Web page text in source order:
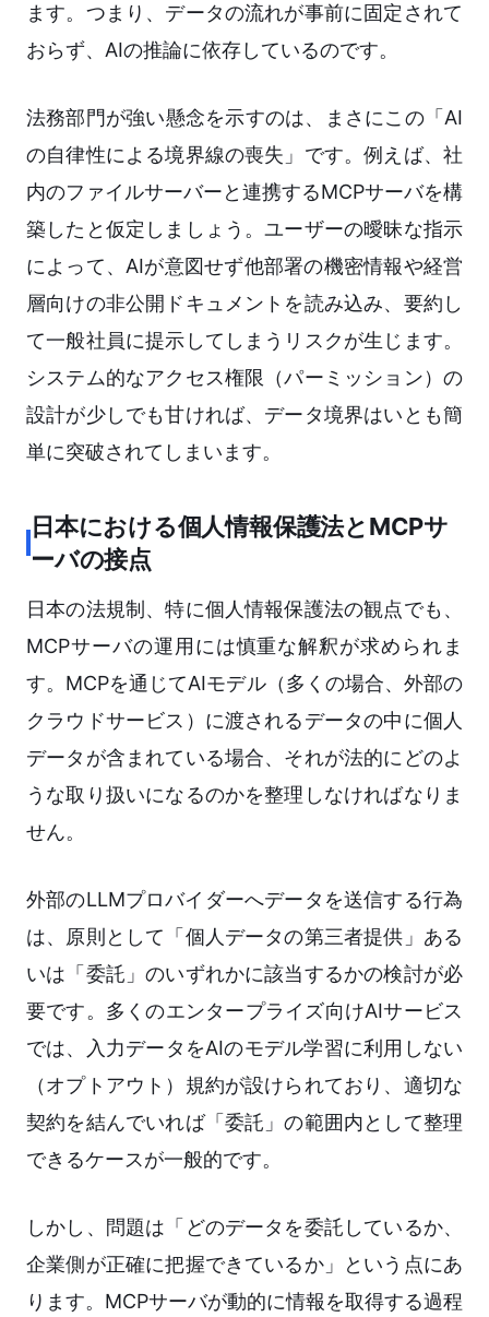
ます。つまり、データの流れが事前に固定されて
おらず、AIの推論に依存しているのです。
法務部門が強い懸念を示すのは、まさにこの「AI
の自律性による境界線の喪失」です。例えば、社
内のファイルサーバーと連携するMCPサーバを構
築したと仮定しましょう。ユーザーの曖昧な指示
によって、AIが意図せず他部署の機密情報や経営
層向けの非公開ドキュメントを読み込み、要約し
て一般社員に提示してしまうリスクが生じます。
システム的なアクセス権限（パーミッション）の
設計が少しでも甘ければ、データ境界はいとも簡
単に突破されてしまいます。
日本における個人情報保護法とMCPサ
ーバの接点
日本の法規制、特に個人情報保護法の観点でも、
MCPサーバの運用には慎重な解釈が求められま
す。MCPを通じてAIモデル（多くの場合、外部の
クラウドサービス）に渡されるデータの中に個人
データが含まれている場合、それが法的にどのよ
うな取り扱いになるのかを整理しなければなりま
せん。
外部のLLMプロバイダーへデータを送信する行為
は、原則として「個人データの第三者提供」ある
いは「委託」のいずれかに該当するかの検討が必
要です。多くのエンタープライズ向けAIサービス
では、入力データをAIのモデル学習に利用しない
（オプトアウト）規約が設けられており、適切な
契約を結んでいれば「委託」の範囲内として整理
できるケースが一般的です。
しかし、問題は「どのデータを委託しているか、
企業側が正確に把握できているか」という点にあ
ります。MCPサーバが動的に情報を取得する過程